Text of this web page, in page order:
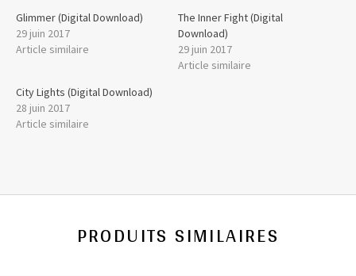
Glimmer (Digital Download)
29 juin 2017
Article similaire
The Inner Fight (Digital
Download)
29 juin 2017
Article similaire
City Lights (Digital Download)
28 juin 2017
Article similaire
PRODUITS SIMILAIRES